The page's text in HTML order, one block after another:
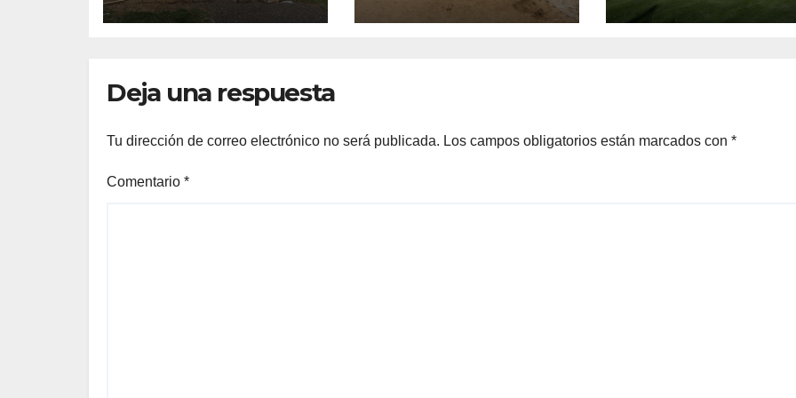
Deja una respuesta
Tu dirección de correo electrónico no será publicada. Los campos obligatorios están marcados con *
Comentario *